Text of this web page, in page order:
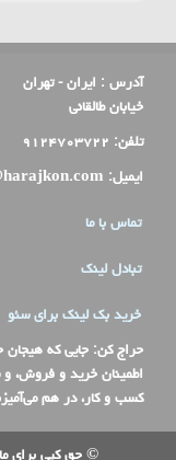
آدرس : ایران - تهران
خیابان طالقانی
تلفن: ۹۱۲۴۷۰۳۷۲۲
ایمیل:
تماس با ما
تبادل لینک
خرید بک لینک برای سئو
حراج کن: جایی که هیجان
اطمینان خرید و فروش،
کسب و کار، در هم
© حق کپی برای